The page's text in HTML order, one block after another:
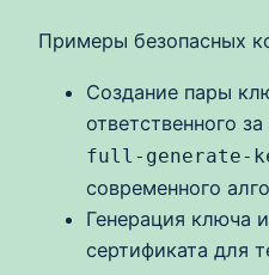
Примеры безопасных
Создание пары
ответственного
full-generate-
современного
Генерация ключа
сертификата для